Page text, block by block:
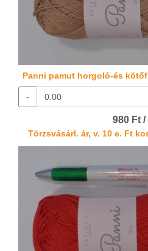
Panni pamut horgoló-és
-
980 Ft /
Törzsvásárl. ár, v. 10 e. Ft